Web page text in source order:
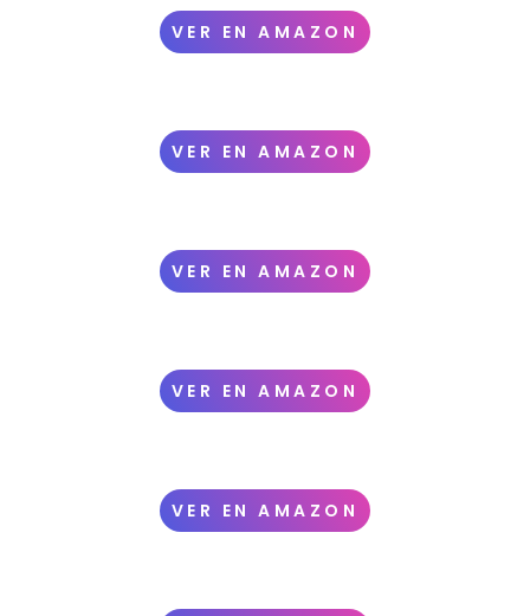
VER EN AMAZON
VER EN AMAZON
VER EN AMAZON
VER EN AMAZON
VER EN AMAZON